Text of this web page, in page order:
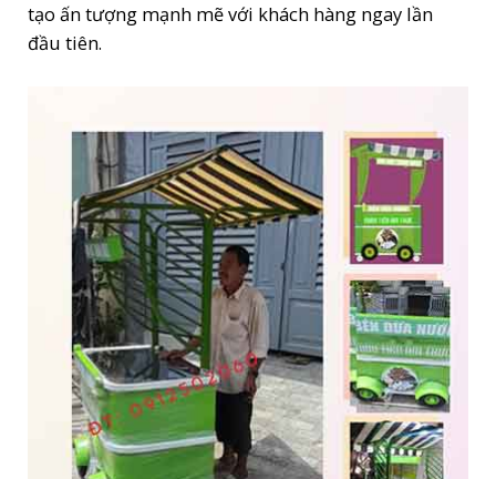
tạo ấn tượng mạnh mẽ với khách hàng ngay lần
đầu tiên.